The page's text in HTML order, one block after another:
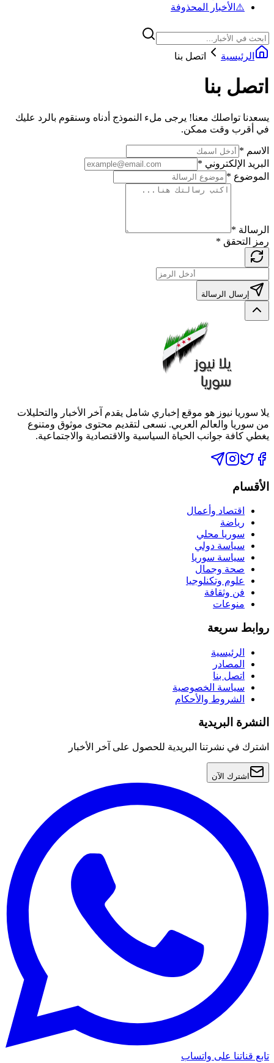
⚠️ الأخبار المحذوفة
الرئيسية اتصل بنا
اتصل بنا
يسعدنا تواصلك معنا! يرجى ملء النموذج أدناه وسنقوم بالرد عليك
في أقرب وقت ممكن.
الاسم *
البريد الإلكتروني *
الموضوع *
الرسالة *
رمز التحقق *
إرسال الرسالة
يلا سوريا نيوز هو موقع إخباري شامل يقدم آخر الأخبار والتحليلات
من سوريا والعالم العربي. نسعى لتقديم محتوى موثوق ومتنوع
يغطي كافة جوانب الحياة السياسية والاقتصادية والاجتماعية.
الأقسام
اقتصاد وأعمال
رياضة
سوريا محلي
سياسة دولي
سياسة سوريا
صحة وجمال
علوم وتكنلوجيا
فن وثقافة
منوعات
روابط سريعة
الرئيسية
المصادر
اتصل بنا
سياسة الخصوصية
الشروط والأحكام
النشرة البريدية
اشترك في نشرتنا البريدية للحصول على آخر الأخبار
اشترك الآن
تابع قناتنا على واتساب